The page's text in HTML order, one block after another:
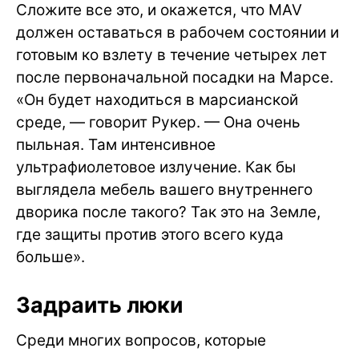
Сложите все это, и окажется, что MAV
должен оставаться в рабочем состоянии и
готовым ко взлету в течение четырех лет
после первоначальной посадки на Марсе.
«Он будет находиться в марсианской
среде, — говорит Рукер. — Она очень
пыльная. Там интенсивное
ультрафиолетовое излучение. Как бы
выглядела мебель вашего внутреннего
дворика после такого? Так это на Земле,
где защиты против этого всего куда
больше».
Задраить люки
Среди многих вопросов, которые